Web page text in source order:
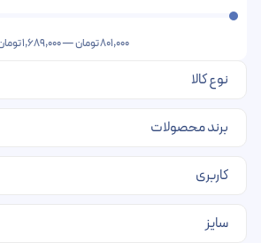
801,000تومان—
1,689,000تومان